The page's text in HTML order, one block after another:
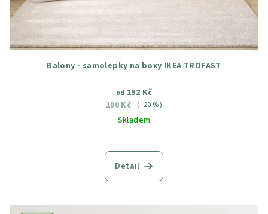
Balony - samolepky na boxy IKEA TROFAST
od 152 Kč
190 Kč (–20 %)
Skladem
hodnocení
produktu
Detail